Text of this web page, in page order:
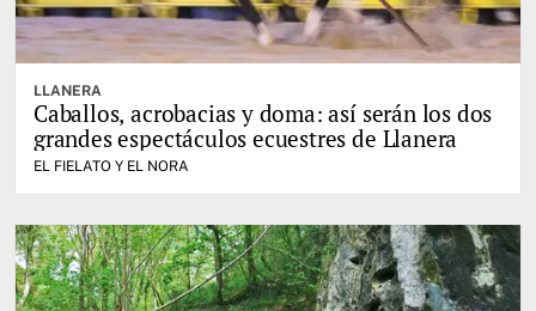
LLANERA
Caballos, acrobacias y doma: así serán los dos
grandes espectáculos ecuestres de Llanera
EL FIELATO Y EL NORA